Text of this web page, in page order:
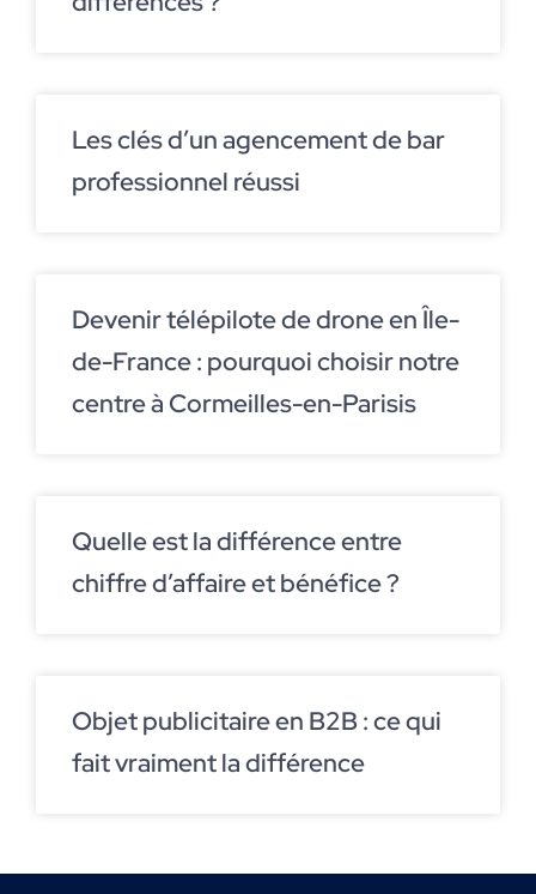
Les clés d’un agencement de bar
professionnel réussi
Devenir télépilote de drone en Île-
de-France : pourquoi choisir notre
centre à Cormeilles-en-Parisis
Quelle est la différence entre
chiffre d’affaire et bénéfice ?
Objet publicitaire en B2B : ce qui
fait vraiment la différence